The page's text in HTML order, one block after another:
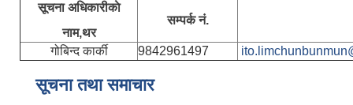
सूचना अधिकारीकाे
नाम,थर
सम्पर्क नं.
गोबिन्द कार्की 9842961497
सूचना तथा समाचार